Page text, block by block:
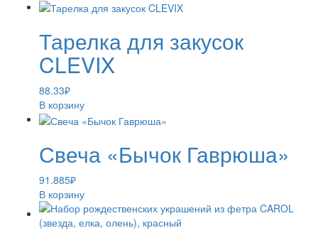
Тарелка для закусок
CLEVIX
88.33₽
В корзину
Свеча «Бычок Гаврюша»
91.885₽
В корзину